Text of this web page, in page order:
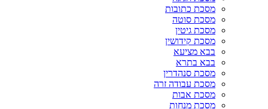
מסכת כתובות
מסכת סוטה
מסכת גיטין
מסכת קידושין
בבא מציעא
בבא בתרא
מסכת סנהדרין
מסכת עבודה זרה
מסכת אבות
מסכת מנחות